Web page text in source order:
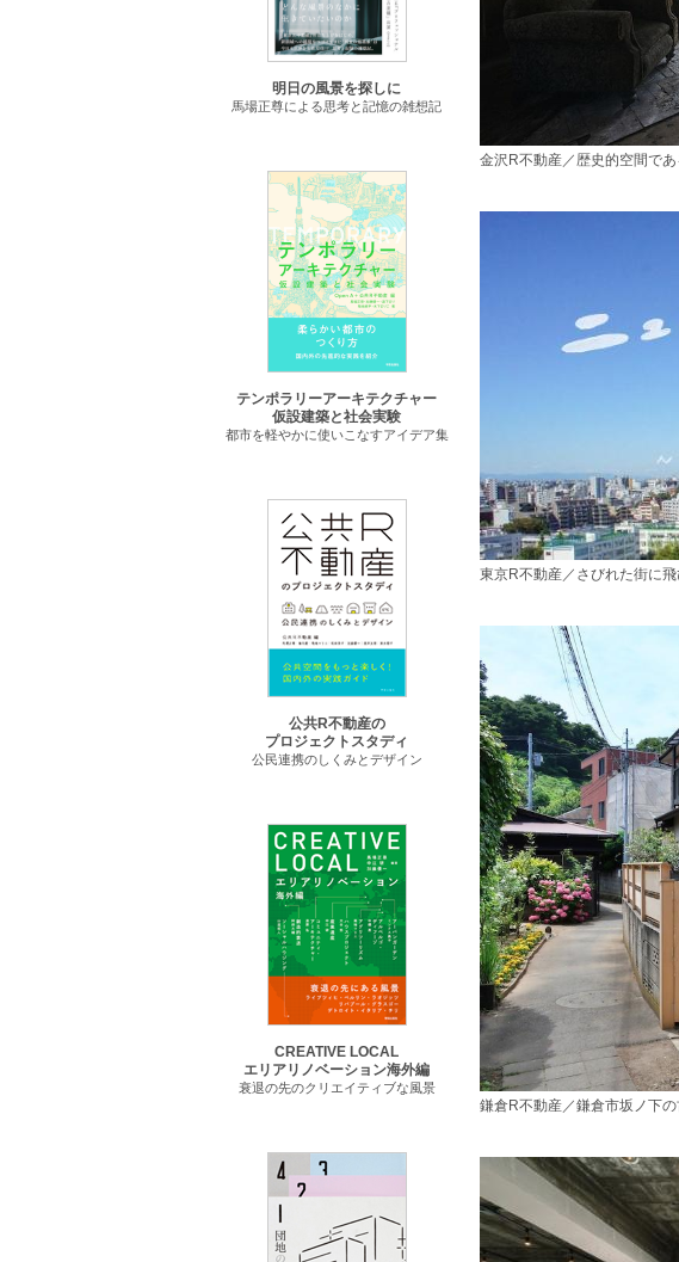
金沢R不動産／歴史的空間で
東京R不動産／さびれた街に
鎌倉R不動産／鎌倉市坂ノ下
明日の風景を探しに
馬場正尊による思考と記憶の雑想記
テンポラリーアーキテクチャー
仮設建築と社会実験
都市を軽やかに使いこなすアイデア集
公共R不動産の
プロジェクトスタディ
公民連携のしくみとデザイン
CREATIVE LOCAL
エリアリノベーション海外編
衰退の先のクリエイティブな風景